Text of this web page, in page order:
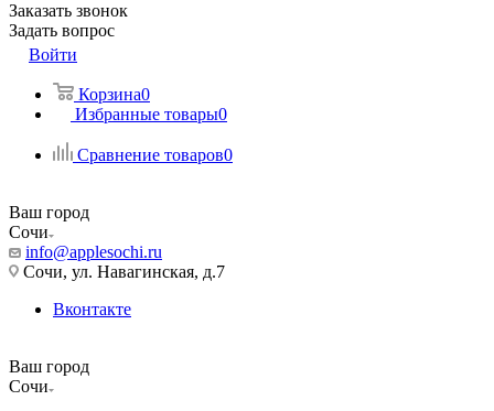
Заказать звонок
Задать вопрос
Войти
Корзина0
Избранные товары0
Сравнение товаров0
Ваш город
Сочи
info@applesochi.ru
Сочи, ул. Навагинская, д.7
Вконтакте
Ваш город
Сочи